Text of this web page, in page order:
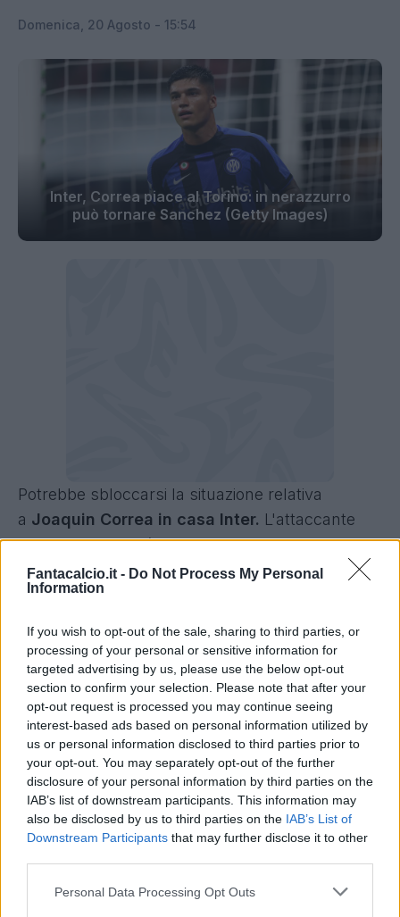
Fantacalcio.it - Do Not Process My Personal
Information
If you wish to opt-out of the sale, sharing to third parties, or
processing of your personal or sensitive information for
targeted advertising by us, please use the below opt-out
section to confirm your selection. Please note that after your
opt-out request is processed you may continue seeing
interest-based ads based on personal information utilized by
us or personal information disclosed to third parties prior to
your opt-out. You may separately opt-out of the further
disclosure of your personal information by third parties on the
IAB’s list of downstream participants. This information may
also be disclosed by us to third parties on the IAB’s List of
Downstream Participants that may further disclose it to other
Personal Data Processing Opt Outs
Domenica, 20 Agosto - 15:54
Inter, Correa piace al Torino: in nerazzurro
può tornare Sanchez (Getty Images)
Potrebbe sbloccarsi la situazione relativa
a Joaquin Correa in casa Inter. L'attaccante
argentino, infatti, è tra i giocatori ancora in uscita
e negli ultimi giorni di mercato potrebbe lasciare
Milano.
Calciomercato Inter, per Correa pista
Torino
Come anticipato daSky Sport, infatti,
l'attaccante ex Lazio e Siviglia è finito nel
mirino del Torino di Ivan Juric. Un'eventuale
cessione che spalancherebbe le porta al ritorno
in nerazzurro di Alexis Sanchez, svincolato dopo
l'ultima esperienza in Francia con la maglia del
Marsiglia.